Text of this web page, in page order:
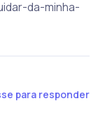
da-minha-
para responder